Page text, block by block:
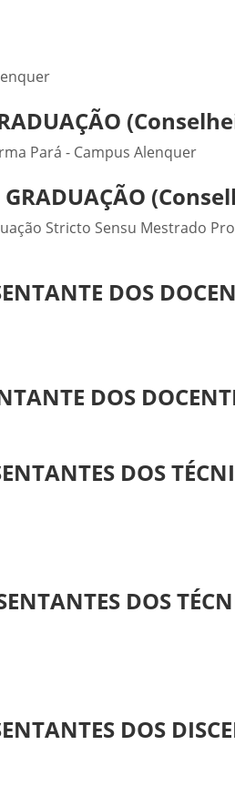
Pará - Campus Alenquer
GRADUAÇÃO
Stricto Sensu Mestrado
DOS
DOS
DOS
DOS
DOS